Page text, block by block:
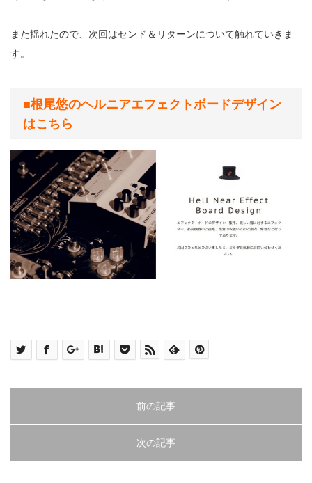
また揺れたので、次回はセンド＆リターンについて触れていきま
す。
■根尾悠のヘルニアエフェクトボードデザイン
はこちら
前の記事
次の記事